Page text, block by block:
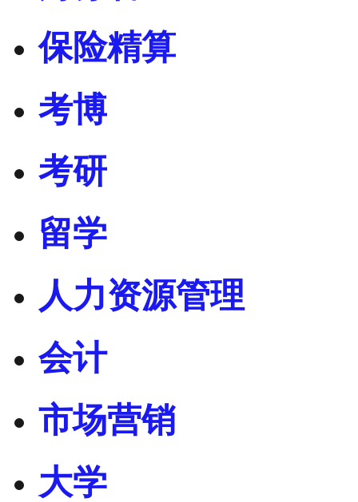
保险精算
考博
考研
留学
人力资源管理
会计
市场营销
大学